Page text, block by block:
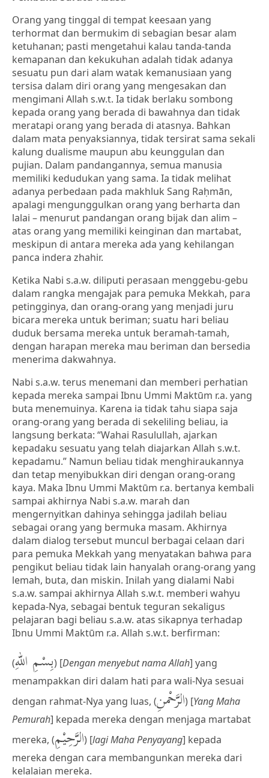
Orang yang tinggal di tempat keesaan yang
terhormat dan bermukim di sebagian besar alam
ketuhanan; pasti mengetahui kalau tanda-tanda
kemapanan dan kekukuhan adalah tidak adanya
sesuatu pun dari alam watak kemanusiaan yang
tersisa dalam diri orang yang mengesakan dan
mengimani Allah s.w.t. Ia tidak berlaku sombong
kepada orang yang berada di bawahnya dan tidak
meratapi orang yang berada di atasnya. Bahkan
dalam mata penyaksiannya, tidak tersirat sama sekali
kalung dualisme maupun abu keunggulan dan
pujian. Dalam pandangannya, semua manusia
memiliki kedudukan yang sama. Ia tidak melihat
adanya perbedaan pada makhluk Sang Raḥmān,
apalagi mengunggulkan orang yang berharta dan
lalai – menurut pandangan orang bijak dan alim –
atas orang yang memiliki keinginan dan martabat,
meskipun di antara mereka ada yang kehilangan
panca indera zhahir.
Ketika Nabi s.a.w. diliputi perasaan menggebu-gebu
dalam rangka mengajak para pemuka Mekkah, para
petingginya, dan orang-orang yang menjadi juru
bicara mereka untuk beriman; suatu hari beliau
duduk bersama mereka untuk beramah-tamah,
dengan harapan mereka mau beriman dan bersedia
menerima dakwahnya.
Nabi s.a.w. terus menemani dan memberi perhatian
kepada mereka sampai Ibnu Ummi Maktūm r.a. yang
buta menemuinya. Karena ia tidak tahu siapa saja
orang-orang yang berada di sekeliling beliau, ia
langsung berkata: “Wahai Rasulullah, ajarkan
kepadaku sesuatu yang telah diajarkan Allah s.w.t.
kepadamu.” Namun beliau tidak menghiraukannya
dan tetap menyibukkan diri dengan orang-orang
kaya. Maka Ibnu Ummi Maktūm r.a. bertanya kembali
sampai akhirnya Nabi s.a.w. marah dan
mengernyitkan dahinya sehingga jadilah beliau
sebagai orang yang bermuka masam. Akhirnya
dalam dialog tersebut muncul berbagai celaan dari
para pemuka Mekkah yang menyatakan bahwa para
pengikut beliau tidak lain hanyalah orang-orang yang
lemah, buta, dan miskin. Inilah yang dialami Nabi
s.a.w. sampai akhirnya Allah s.w.t. memberi wahyu
kepada-Nya, sebagai bentuk teguran sekaligus
pelajaran bagi beliau s.a.w. atas sikapnya terhadap
Ibnu Ummi Maktūm r.a. Allah s.w.t. berfirman:
(بِسْمِ اللهِ) [Dengan menyebut nama Allah] yang
menampakkan diri dalam hati para wali-Nya sesuai
dengan rahmat-Nya yang luas, (الرَّحْمنِ) [Yang Maha
Pemurah] kepada mereka dengan menjaga martabat
mereka, (الرَّحِيْمِ) [lagi Maha Penyayang] kepada
mereka dengan cara membangunkan mereka dari
kelalaian mereka.